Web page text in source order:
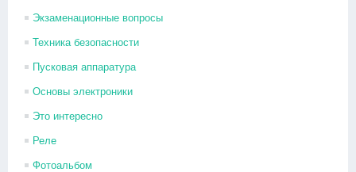
Экзаменационные вопросы
Техника безопасности
Пусковая аппаратура
Основы электроники
Это интересно
Реле
Фотоальбом